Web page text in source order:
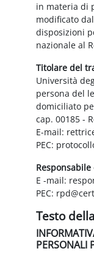
in materia di
modificato
disposizioni
nazionale al
Titolare del
Università
persona del
domiciliato
cap. 00185 -
E-mail:
PEC:
E -mail:
PEC:
Testo
PERSONALI